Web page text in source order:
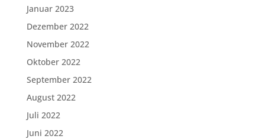
Januar 2023
Dezember 2022
November 2022
Oktober 2022
September 2022
August 2022
Juli 2022
Juni 2022